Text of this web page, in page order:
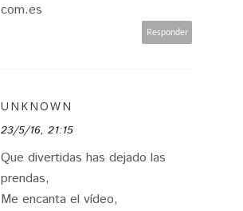
com.es
Responder
UNKNOWN
23/5/16, 21:15
Que divertidas has dejado las
prendas,
Me encanta el vídeo,